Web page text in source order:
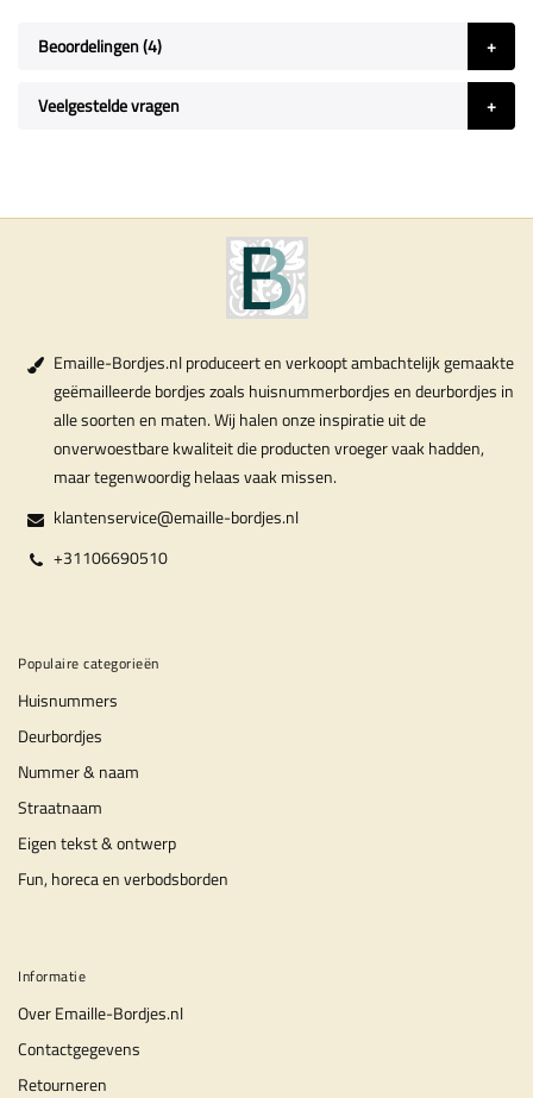
Beoordelingen 4
Veelgestelde vragen
Emaille-Bordjes.nl produceert en verkoopt ambachtelijk gemaakte
geëmailleerde bordjes zoals huisnummerbordjes en deurbordjes in
alle soorten en maten. Wij halen onze inspiratie uit de
onverwoestbare kwaliteit die producten vroeger vaak hadden,
maar tegenwoordig helaas vaak missen.
klantenservice@emaille-bordjes.nl
+31106690510
Populaire categorieën
Huisnummers
Deurbordjes
Nummer & naam
Straatnaam
Eigen tekst & ontwerp
Fun, horeca en verbodsborden
Informatie
Over Emaille-Bordjes.nl
Contactgegevens
Retourneren